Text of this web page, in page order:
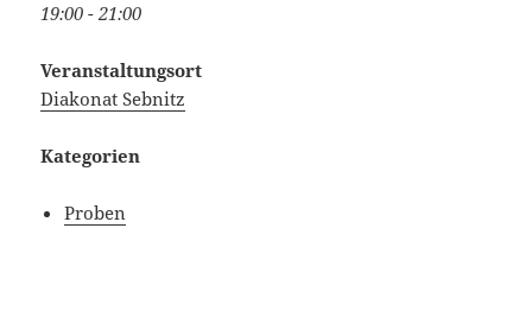
19:00 - 21:00
Veranstaltungsort
Diakonat Sebnitz
Kategorien
Proben